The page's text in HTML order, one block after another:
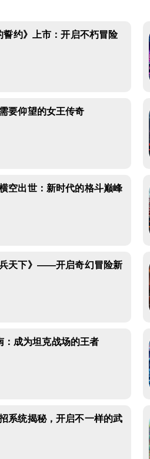
约》上市：开启不朽冒险
要仰望的女王传奇
空出世：新时代的格斗巅峰
天下》——开启奇幻冒险新
：成为坦克战场的王者
系统揭秘，开启不一样的武